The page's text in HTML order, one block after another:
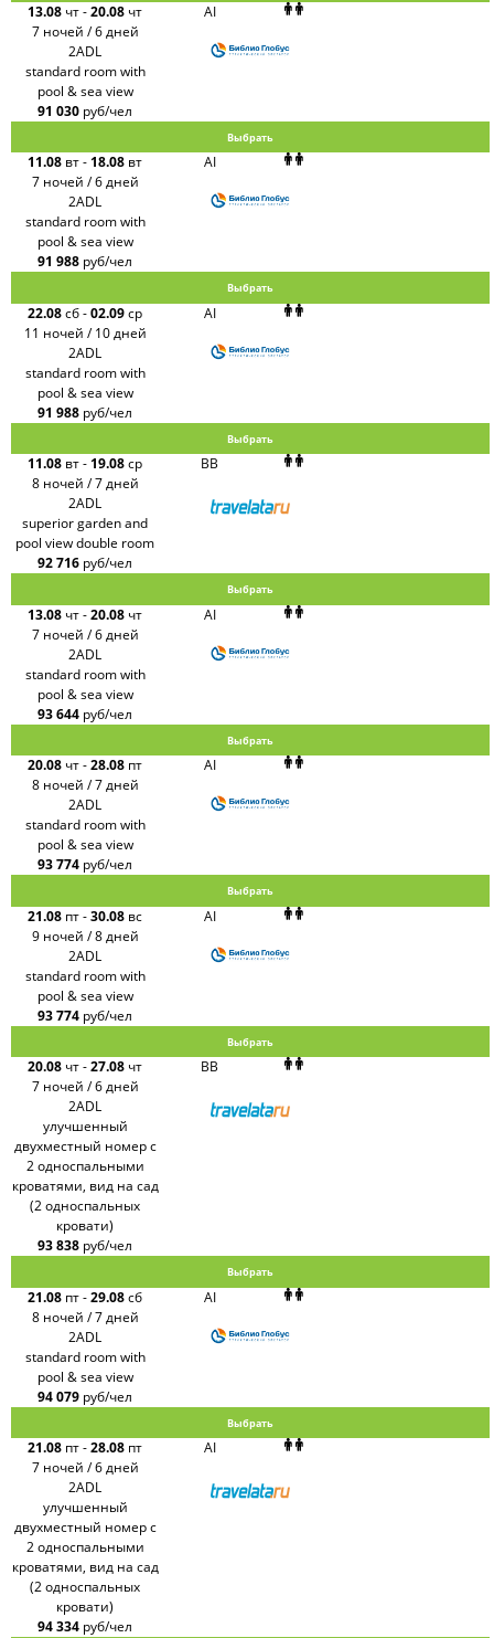
13.08 чт-20.08 чт
7 ночей / 6 дней
AI
2ADL
standard room with
pool & sea view
91 030 руб/чел
Выбрать
11.08 вт- 18.08 вт
7 ночей / 6 дней
AI
2ADL
standard room with
pool & sea view
91 988 руб/чел
Выбрать
22.08сб-02.09ср
11 ночей / 10 дней
AI
2ADL
standard room with
pool & sea view
91 988 руб/чел
Выбрать
11.08 вт- 19.08ср
8 ночей / 7 дней
BB
2ADL
superior garden and
pool view double room
92 716 руб/чел
Выбрать
13.08 чт-20.08 чт
7 ночей / 6 дней
AI
2ADL
standard room with
pool & sea view
93 644 руб/чел
Выбрать
20.08 чт-28.08 пт
8 ночей / 7 дней
AI
2ADL
standard room with
pool & sea view
93 774 руб/чел
Выбрать
21.08 пт-30.08 вс
9 ночей / 8 дней
AI
2ADL
standard room with
pool & sea view
93 774 руб/чел
Выбрать
20.08 чт-27.08 чт
7 ночей / 6 дней
BB
2ADL
улучшенный
двухместный номер с
2 односпальными
кроватями, вид на сад
(2 односпальных
кровати)
93 838 руб/чел
Выбрать
21.08 пт-29.08сб
8 ночей / 7 дней
AI
2ADL
standard room with
pool & sea view
94 079 руб/чел
Выбрать
21.08 пт-28.08 пт
7 ночей / 6 дней
AI
2ADL
улучшенный
двухместный номер с
2 односпальными
кроватями, вид на сад
(2 односпальных
кровати)
94 334 руб/чел